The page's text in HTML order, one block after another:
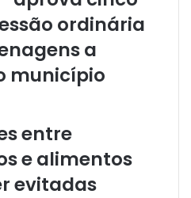
ordinária
a
município
entre
e alimentos
evitadas